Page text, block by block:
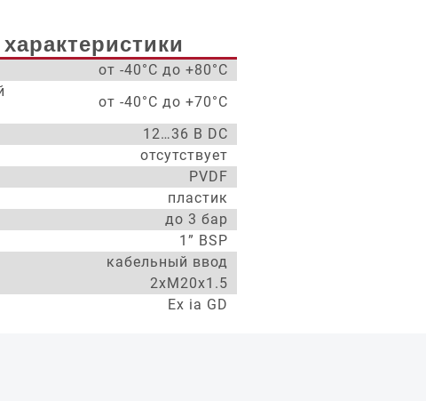
от -40°С до +80°С
от -40°С до +70°С
12…36 В DC
отсутствует
PVDF
пластик
до 3 бар
1” BSP
кабельный ввод
2xM20x1.5
Ex ia GD